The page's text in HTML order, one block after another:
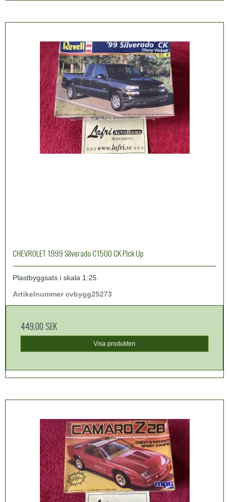
CHEVROLET 1999 Silverado C1500 CK Pick Up
Plastbyggsats i skala 1:25.
Artikelnummer cvbygg25273
449,00 SEK
Visa produkten